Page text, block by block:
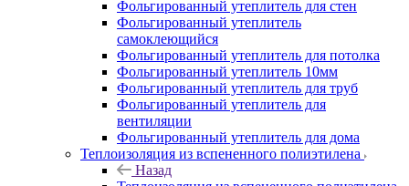
Фольгированный утеплитель для стен
Фольгированный утеплитель
самоклеющийся
Фольгированный утеплитель для потолка
Фольгированный утеплитель 10мм
Фольгированный утеплитель для труб
Фольгированный утеплитель для
вентиляции
Фольгированный утеплитель для дома
Теплоизоляция из вспененного полиэтилена
Назад